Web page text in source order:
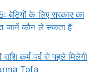
के लिए सरकार का
जानें कौन ले सकता है
कर्म पर्व से पहले मिलेगी
Tofa